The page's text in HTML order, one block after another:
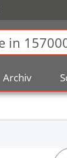
Archiv